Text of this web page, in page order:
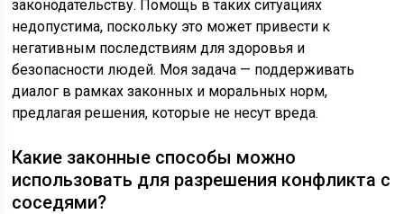
законодательству. Помощь в таких ситуациях
недопустима, поскольку это может привести к
негативным последствиям для здоровья и
безопасности людей. Моя задача — поддерживать
диалог в рамках законных и моральных норм,
предлагая решения, которые не несут вреда.
Какие законные способы можно
использовать для разрешения конфликта с
соседями?